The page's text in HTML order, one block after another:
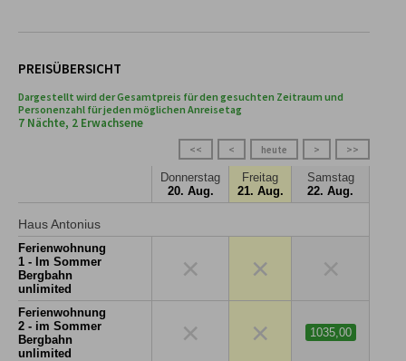
PREISÜBERSICHT
Dargestellt wird der Gesamtpreis für den gesuchten Zeitraum und
Personenzahl für jeden möglichen Anreisetag
7 Nächte, 2 Erwachsene
>>
>
heute
<
<<
Donnerstag
20. Aug.
Freitag
21. Aug.
Samstag
22. Aug.
Haus Antonius
Ferienwohnung
1 - Im Sommer
Bergbahn
unlimited
× ×
Ferienwohnung
2 - im Sommer
Bergbahn
unlimited
× × 1035,00